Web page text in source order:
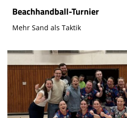
Beachhandball-Turnier
Mehr Sand als Taktik